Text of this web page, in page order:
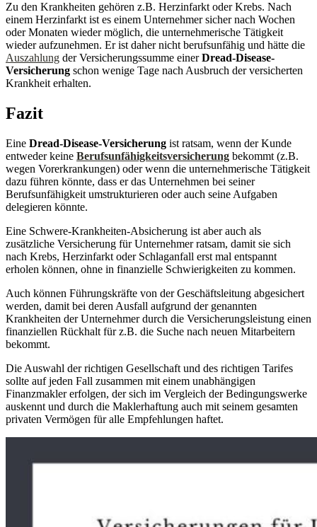
Zu den Krankheiten gehören z.B. Herzinfarkt oder Krebs. Nach
einem Herzinfarkt ist es einem Unternehmer sicher nach Wochen
oder Monaten wieder möglich, die unternehmerische Tätigkeit
wieder aufzunehmen. Er ist daher nicht berufsunfähig und hätte die
Auszahlung der Versicherungssumme einerDread-Disease-
Versicherung schon wenige Tage nach Ausbruch der versicherten
Krankheit erhalten.
Fazit
Eine Dread-Disease-Versicherung ist ratsam, wenn der Kunde
entweder keine Berufsunfähigkeitsversicherung bekommt (z.B.
wegen Vorerkrankungen) oder wenn die unternehmerische Tätigkeit
dazu führen könnte, dass er das Unternehmen bei seiner
Berufsunfähigkeit umstrukturieren oder auch seine Aufgaben
delegieren könnte.
Eine Schwere-Krankheiten-Absicherung ist aber auch als
zusätzliche Versicherung für Unternehmer ratsam, damit sie sich
nach Krebs, Herzinfarkt oder Schlaganfall erst mal entspannt
erholen können, ohne in finanzielle Schwierigkeiten zu kommen.
Auch können Führungskräfte von der Geschäftsleitung abgesichert
werden, damit bei deren Ausfall aufgrund der genannten
Krankheiten der Unternehmer durch die Versicherungsleistung einen
finanziellen Rückhalt für z.B. die Suche nach neuen Mitarbeitern
bekommt.
Die Auswahl der richtigen Gesellschaft und des richtigen Tarifes
sollte auf jeden Fall zusammen mit einem unabhängigen
Finanzmakler erfolgen, der sich im Vergleich der Bedingungswerke
auskennt und durch die Maklerhaftung auch mit seinem gesamten
privaten Vermögen für alle Empfehlungen haftet.